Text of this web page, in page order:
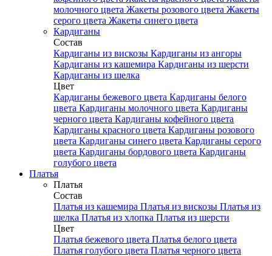
молочного цвета Жакеты розового цвета Жакеты
серого цвета Жакеты синего цвета
Кардиганы
Состав
Кардиганы из вискозы Кардиганы из ангоры
Кардиганы из кашемира Кардиганы из шерсти
Кардиганы из шелка
Цвет
Кардиганы бежевого цвета Кардиганы белого
цвета Кардиганы молочного цвета Кардиганы
черного цвета Кардиганы кофейного цвета
Кардиганы красного цвета Кардиганы розового
цвета Кардиганы синего цвета Кардиганы серого
цвета Кардиганы бордового цвета Кардиганы
голубого цвета
Платья
Платья
Состав
Платья из кашемира Платья из вискозы Платья из
шелка Платья из хлопка Платья из шерсти
Цвет
Платья бежевого цвета Платья белого цвета
Платья голубого цвета Платья черного цвета